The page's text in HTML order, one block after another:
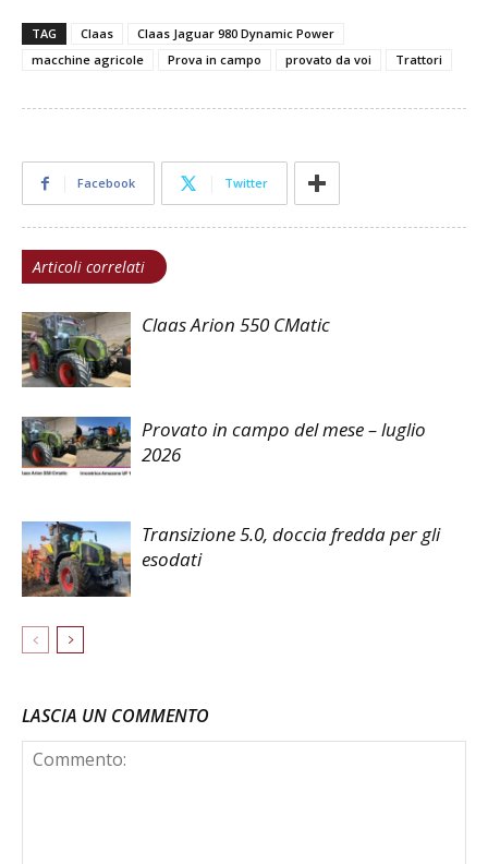
TAG Claas
Claas Jaguar 980 Dynamic Power
macchine agricole
Prova in campo provato da voi Trattori
Facebook Twitter
Articoli correlati
Claas Arion 550 CMatic
Provato in campo del mese – luglio
2026
Transizione 5.0, doccia fredda per gli
esodati
LASCIA UN COMMENTO